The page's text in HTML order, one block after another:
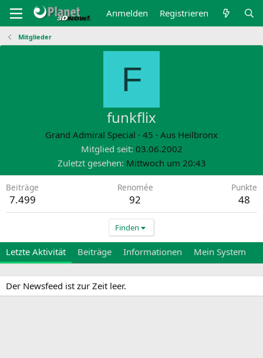
Anmelden Registrieren
Mitglieder
F
funkflix
Grand Admiral Special · 45 · Aus Heilbronx
Mitglied seit 03.06.2002
Zuletzt gesehen Mittwoch um 20:43
Beiträge
7.499
Renomée
92
Punkte
48
Finden
Letzte Aktivität Beiträge Informationen Mein System
Der Newsfeed ist zur Zeit leer.